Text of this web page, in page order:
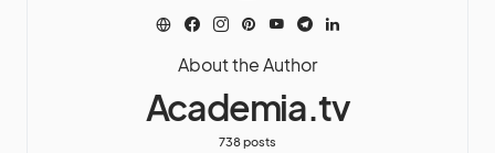
About the Author
Academia.tv
738 posts